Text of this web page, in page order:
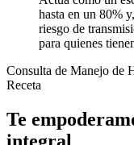
hasta en un 80%
riesgo de
para quienes
Consulta de Manejo de
Receta
Te
integral